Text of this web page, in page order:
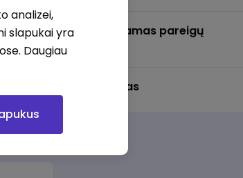
Pageidaujamas pareigų
Darbo laikas
analizei,
slapukai yra
Daugiau